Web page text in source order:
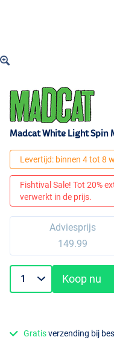
Madcat White Light Spin
Levertijd: binnen 4 tot 8
Fishtival Sale! Tot 20%
verwerkt in de prijs.
Adviesprijs
149.99
Koop nu
Gratisverzending bij